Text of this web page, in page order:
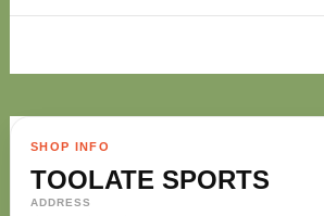
SHOP INFO
TOOLATE SPORTS
ADDRESS